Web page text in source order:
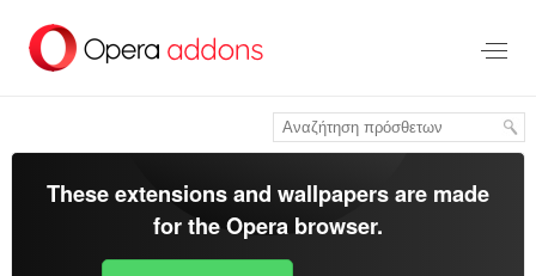
στο
κύριο
These extensions and wallpapers are made
for theOpera browser.